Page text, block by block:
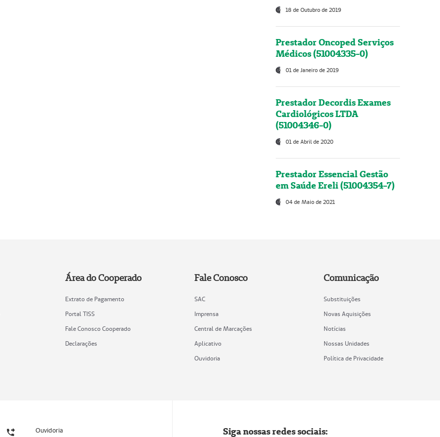
18 de Outubro de 2019
Prestador Oncoped Serviços
Médicos (51004335-0)
01 de Janeiro de 2019
Prestador Decordis Exames
Cardiológicos LTDA
(51004346-0)
01 de Abril de 2020
Prestador Essencial Gestão
em Saúde Ereli (51004354-7)
04 de Maio de 2021
Área do Cooperado
Extrato de Pagamento
Portal TISS
Fale Conosco Cooperado
Declarações
Fale Conosco
SAC
Imprensa
Central de Marcações
Aplicativo
Ouvidoria
Comunicação
Substituições
Novas Aquisições
Notícias
Nossas Unidades
Política de Privacidade
Ouvidoria Siga nossas redes sociais: